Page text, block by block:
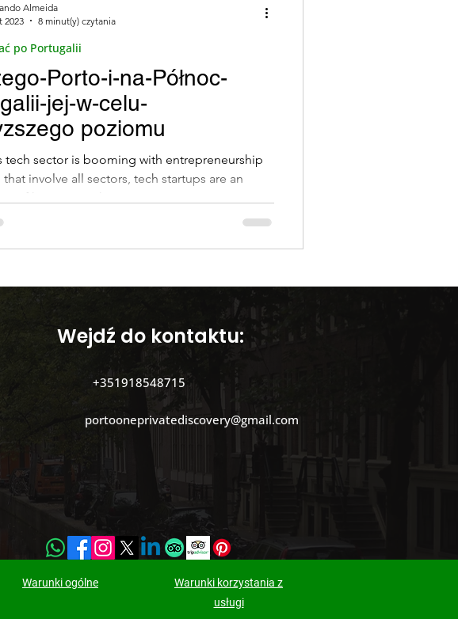
Podróżować po Portugalii
Kulinarne Przysmaki Porto
(Unicórnios
Porto)
Porto-i-na-Północ-
jej-w-celu-
poziomu
tech sector is booming with entrepreneurship
involve all sectors, tech startups are an
of hyper-growth
po Portugalii
Almeida
2023
8 minut(y) czytania
​Wejdź do kontaktu:
+351918548715
portooneprivatediscovery@gmail.com
Warunki ogólne
Warunki korzystania z
usługi